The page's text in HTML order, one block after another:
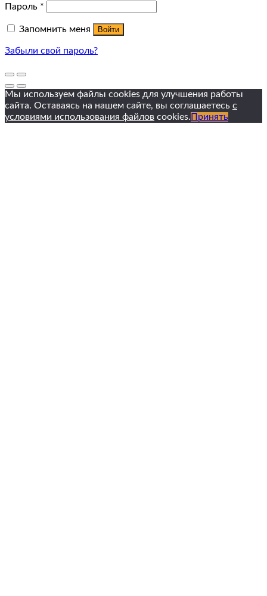
Пароль *
Запомнить меня Войти
Забыли свой пароль?
Мы используем файлы cookies для улучшения работы
сайта. Оставаясь на нашем сайте, вы соглашаетесь с
условиями использования файлов cookies. Принять